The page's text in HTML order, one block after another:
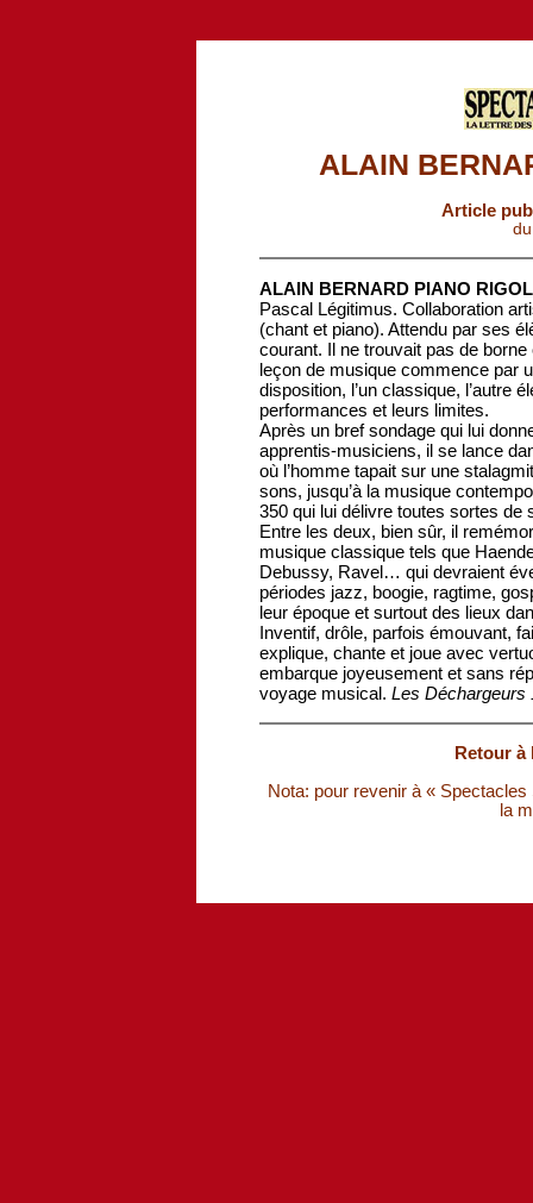
ALAIN
Article
ALAIN BERNARD PIANO
Pascal Légitimus. Collaboration
(chant et piano). Attendu par ses
courant. Il ne trouvait pas de
leçon de musique commence par
disposition, l’un classique, l’autre
performances et leurs limites.
Après un bref sondage qui lui
apprentis-musiciens, il se lance
où l’homme tapait sur une
sons, jusqu’à la musique
350 qui lui délivre toutes sortes de
Entre les deux, bien sûr, il
musique classique tels que
Debussy, Ravel… qui devraient
périodes jazz, boogie, ragtime,
leur époque et surtout des lieux
Inventif, drôle, parfois émouvant,
explique, chante et joue avec
embarque joyeusement et sans
voyage musical. Les Déchargeurs
Retour à
Nota: pour revenir à «
la